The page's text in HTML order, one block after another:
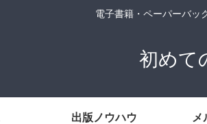
電子書籍・ペーパーバッ
初めて
出版ノウハウ メ